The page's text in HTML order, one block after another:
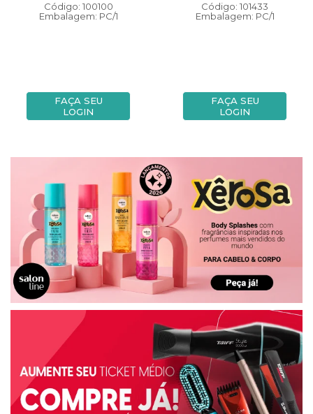
Código: 100100
Embalagem: PC/1
FAÇA SEU
LOGIN
Código: 101433
Embalagem: PC/1
FAÇA SEU
LOGIN